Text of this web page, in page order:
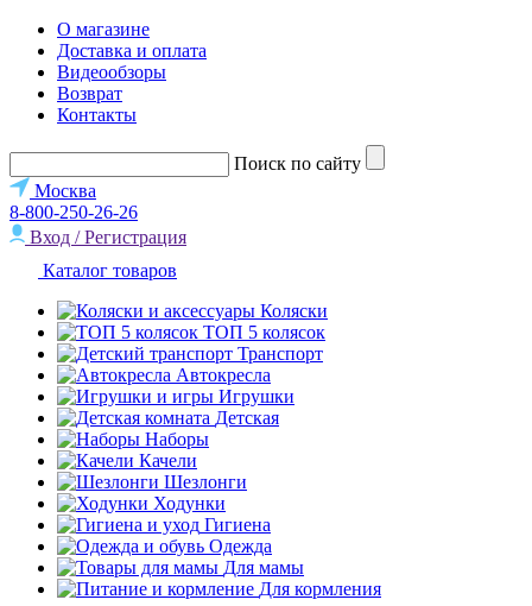
О магазине
Доставка и оплата
Видеообзоры
Возврат
Контакты
Поиск по сайту
Москва
8-800-250-26-26
Вход / Регистрация
Каталог товаров
Коляски
ТОП 5 колясок
Транспорт
Автокресла
Игрушки
Детская
Наборы
Качели
Шезлонги
Ходунки
Гигиена
Одежда
Для мамы
Для кормления